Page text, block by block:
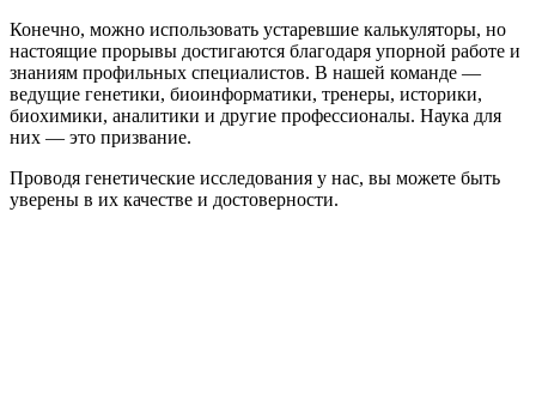
Конечно, можно использовать устаревшие калькуляторы, но
настоящие прорывы достигаются благодаря упорной работе и
знаниям профильных специалистов. В нашей команде —
ведущие генетики, биоинформатики, тренеры, историки,
биохимики, аналитики и другие профессионалы. Наука для
них — это призвание.
Проводя генетические исследования у нас, вы можете быть
уверены в их качестве и достоверности.